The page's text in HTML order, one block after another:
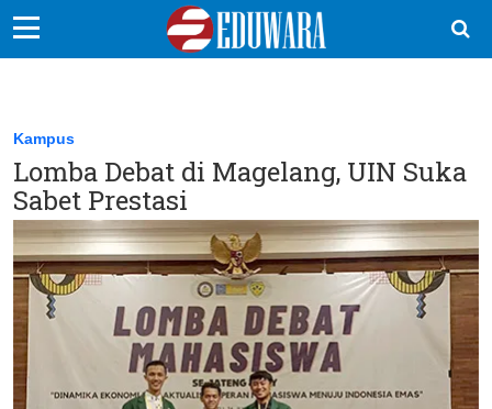
Sekolah Kita
Vokasi
Kampus
Idea
Sains
EduDana
Kampus
Lomba Debat di Magelang, UIN Suka
Sabet Prestasi